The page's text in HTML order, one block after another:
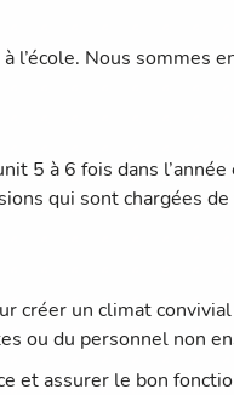
l’école. Nous sommes
5 à 6 fois dans
qui sont chargées
créer un climat convivial
ou du personnel non
et assurer le bon